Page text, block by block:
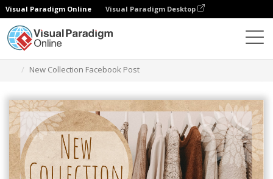
Visual Paradigm Online Visual Paradigm Desktop
New Collection Facebook Post